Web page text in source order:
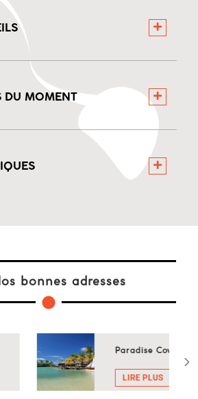
DU MOMENT
bonnes adresses
Paradise Cove Hôtel
LIRE PLUS